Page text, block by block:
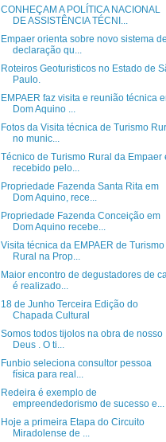
CONHEÇAM A POLÍTICA NACIONAL
DE ASSISTÊNCIA TÉCNI...
Empaer orienta sobre novo sistema de
declaração qu...
Roteiros Geoturisticos no Estado de
Paulo.
EMPAER faz visita e reunião técnica
Dom Aquino ...
Fotos da Visita técnica de Turismo
no munic...
Técnico de Turismo Rural da Empaer
recebido pelo...
Propriedade Fazenda Santa Rita em
Dom Aquino, rece...
Propriedade Fazenda Conceição em
Dom Aquino recebe...
Visita técnica da EMPAER de Turismo
Rural na Prop...
Maior encontro de degustadores de
é realizado...
18 de Junho Terceira Edição do
Chapada Cultural
Somos todos tijolos na obra de nosso
Deus . O ti...
Funbio seleciona consultor pessoa
física para real...
Redeira é exemplo de
empreendedorismo de sucesso e...
Hoje a primeira Etapa do Circuito
Miradolense de ...